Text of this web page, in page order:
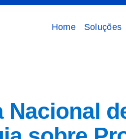
Home Soluções
Nacional